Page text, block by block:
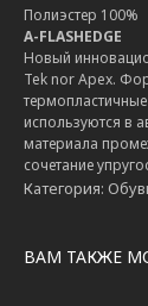
Полиэстер 100%
A-FLASHEDGE
Новый
Tek nor Apex.
используются в
материала
сочетание
Категория:
ВАМ ТАКЖЕ